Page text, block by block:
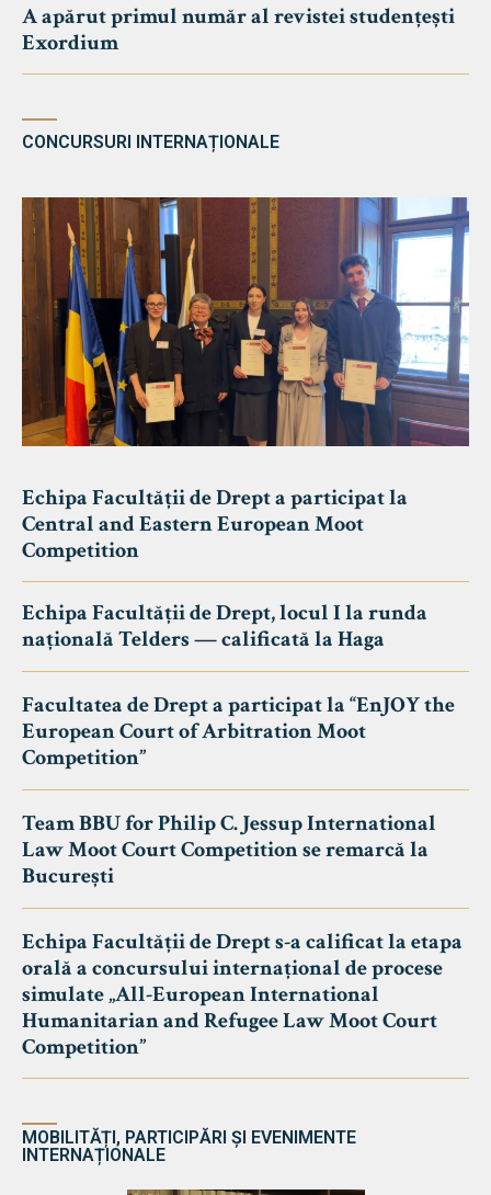
A apărut primul număr al revistei studențești
Exordium
CONCURSURI INTERNAȚIONALE
Echipa Facultății de Drept a participat la
Central and Eastern European Moot
Competition
Echipa Facultății de Drept, locul I la runda
națională Telders — calificată la Haga
Facultatea de Drept a participat la “EnJOY the
European Court of Arbitration Moot
Competition”
Team BBU for Philip C. Jessup International
Law Moot Court Competition se remarcă la
București
Echipa Facultății de Drept s-a calificat la etapa
orală a concursului internațional de procese
simulate „All-European International
Humanitarian and Refugee Law Moot Court
Competition”
MOBILITĂȚI, PARTICIPĂRI ȘI EVENIMENTE
INTERNAȚIONALE